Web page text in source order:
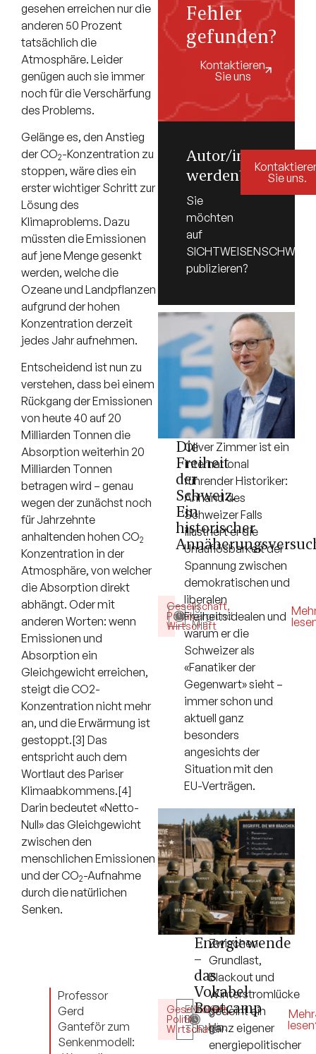
gesehen erreichen nur die
anderen 50 Prozent
tatsächlich die
Atmosphäre. Leider
genügen auch sie immer
noch für die Verschärfung
des Problems.
Gelänge es, den Anstieg
der CO2-Konzentration zu
stoppen, wäre dies ein
erster wichtiger Schritt zur
Lösung des
Klimaproblems. Dazu
müssten die Emissionen
auf jene Menge gesenkt
werden, welche die
Ozeane und Landpflanzen
aufgrund der hohen
Konzentration derzeit
jedes Jahr aufnehmen.
Entscheidend ist nun zu
verstehen, dass bei einem
Rückgang der Emissionen
von heute 40 auf 20
Milliarden Tonnen die
Absorption weiterhin 20
Milliarden Tonnen
betragen wird – genau
wegen der zunächst noch
für Jahrzehnte
anhaltenden hohen CO2
Konzentration in der
Atmosphäre, von welcher
die Absorption direkt
abhängt. Oder mit
anderen Worten: wenn
Emissionen und
Absorption ein
Gleichgewicht erreichen,
steigt die CO2-
Konzentration nicht mehr
an, und die Erwärmung ist
gestoppt.[3] Das
entspricht auch dem
Wortlaut des Pariser
Klimaabkommens.[4]
Darin bedeutet «Netto-
Null» das Gleichgewicht
zwischen den
menschlichen Emissionen
und der CO2-Aufnahme
durch die natürlichen
Senken.
Professor
Gerd
Ganteför zum
Senkenmodell:
Fehler
gefunden?
Kontaktieren
Sie uns
Autor/in
werden?
Sie
möchten
auf
publizieren?
Sie uns.
Gesellschaft,
Politik,
Wirtschaft
Hintergrund
13
Min.
Die
Freiheit
der
Schweiz.
Ein
historischer
Oliver Zimmer ist ein
international
führender Historiker:
Anhand des
Schweizer Falls
illustriert er die
Unauflösbarkeit der
Spannung zwischen
demokratischen und
liberalen
Freiheitsidealen und
warum er die
Schweizer als
«Fanatiker der
Gegenwart» sieht –
immer schon und
aktuell ganz
besonders
angesichts der
Situation mit den
EU-Verträgen.
Gesellschaft,
Politik,
Wirtschaft
ENERGY
BY
TURNER
5
Min.
Energiewende
–
das
Vokabel-
Bootcamp
Zwischen
Grundlast,
Blackout und
Winterstromlücke
gedeiht ein
ganz eigener
energiepolitischer
Mehr
lesen